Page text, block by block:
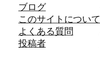
ブログ
このサイトについて
よくある質問
投稿者